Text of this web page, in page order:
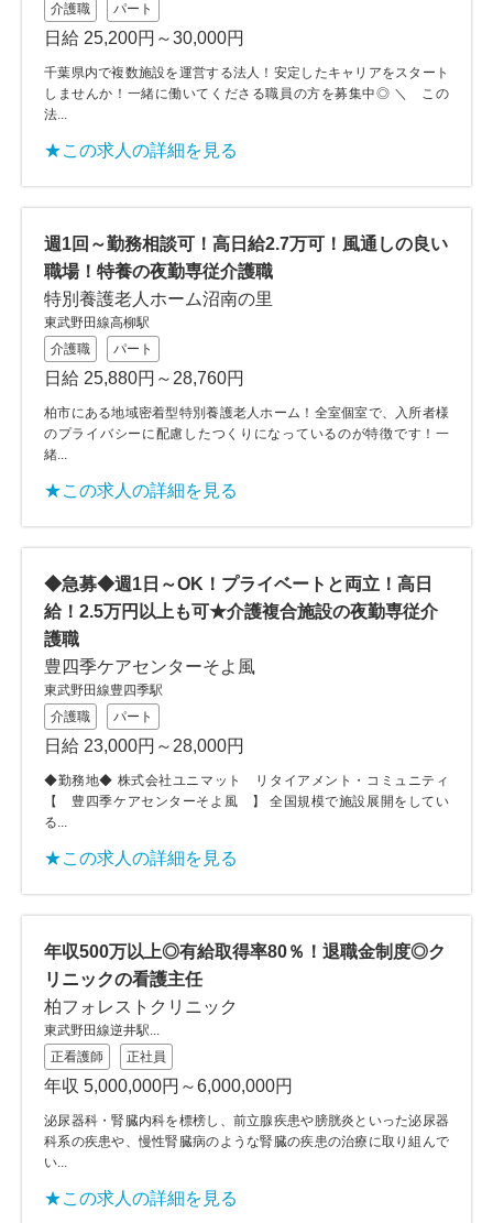
介護職
パート
日給 25,200円～30,000円
千葉県内で複数施設を運営する法人！安定したキャリアをスタート
しませんか！一緒に働いてくださる職員の方を募集中◎ ＼ この
法...
★この求人の詳細を見る
週1回～勤務相談可！高日給2.7万可！風通しの良い
職場！特養の夜勤専従介護職
特別養護老人ホーム沼南の里
東武野田線高柳駅
介護職
パート
日給 25,880円～28,760円
柏市にある地域密着型特別養護老人ホーム！全室個室で、入所者様
のプライバシーに配慮したつくりになっているのが特徴です！一
緒...
★この求人の詳細を見る
◆急募◆週1日～OK！プライベートと両立！高日
給！2.5万円以上も可★介護複合施設の夜勤専従介
護職
豊四季ケアセンターそよ風
東武野田線豊四季駅
介護職
パート
日給 23,000円～28,000円
◆勤務地◆ 株式会社ユニマット リタイアメント・コミュニティ
【 豊四季ケアセンターそよ風 】 全国規模で施設展開をしてい
る...
★この求人の詳細を見る
年収500万以上◎有給取得率80％！退職金制度◎ク
リニックの看護主任
柏フォレストクリニック
東武野田線逆井駅...
正看護師
正社員
年収 5,000,000円～6,000,000円
泌尿器科・腎臓内科を標榜し、前立腺疾患や膀胱炎といった泌尿器
科系の疾患や、慢性腎臓病のような腎臓の疾患の治療に取り組んで
い...
★この求人の詳細を見る